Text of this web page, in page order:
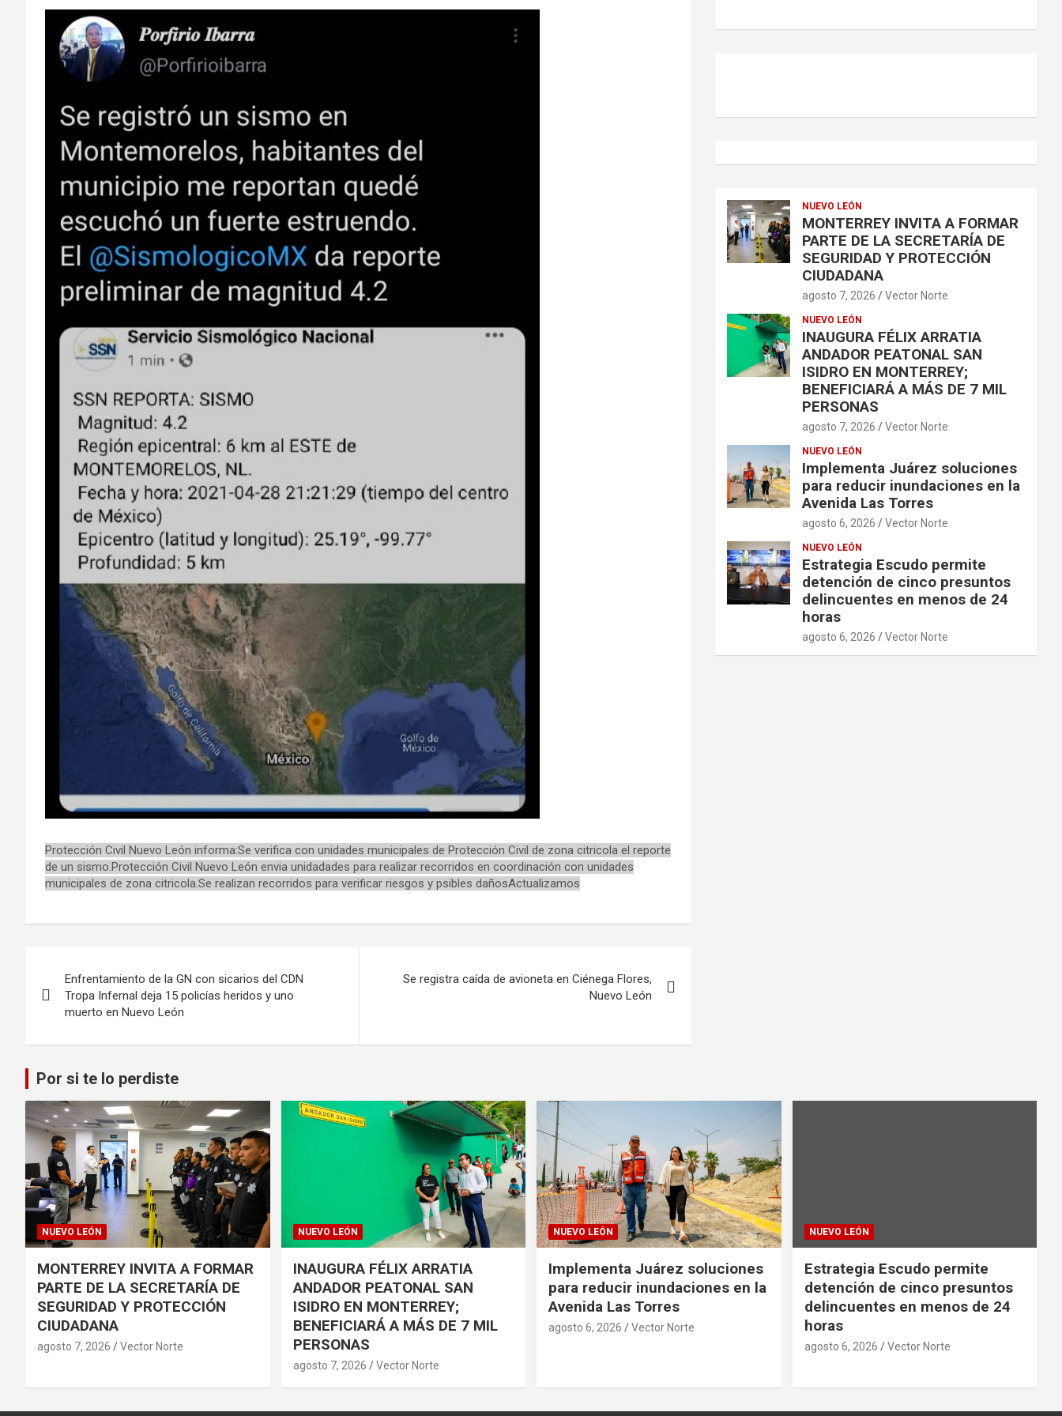
Protección Civil Nuevo León informa:Se verifica con unidades municipales de Protección Civil de zona citricola el reporte
de un sismo.Protección Civil Nuevo León envia unidadades para realizar recorridos en coordinación con unidades
municipales de zona citricola.Se realizan recorridos para verificar riesgos y psibles dañosActualizamos
de
Enfrentamiento de la GN con sicarios del CDN
Tropa Infernal deja 15 policías heridos y uno
muerto en Nuevo León
Se registra caída de avioneta en Ciénega Flores,
Nuevo León
NUEVO LEÓN
MONTERREY INVITA A FORMAR
PARTE DE LA SECRETARÍA DE
SEGURIDAD Y PROTECCIÓN
CIUDADANA
agosto 7, 2026 Vector Norte
NUEVO LEÓN
INAUGURA FÉLIX ARRATIA
ANDADOR PEATONAL SAN
ISIDRO EN MONTERREY;
BENEFICIARÁ A MÁS DE 7 MIL
PERSONAS
agosto 7, 2026 Vector Norte
NUEVO LEÓN
Implementa Juárez soluciones
para reducir inundaciones en la
Avenida Las Torres
agosto 6, 2026 Vector Norte
NUEVO LEÓN
Estrategia Escudo permite
detención de cinco presuntos
delincuentes en menos de 24
horas
agosto 6, 2026 Vector Norte
Por si te lo perdiste
NUEVO LEÓN
MONTERREY INVITA A FORMAR
PARTE DE LA SECRETARÍA DE
SEGURIDAD Y PROTECCIÓN
CIUDADANA
agosto 7, 2026 Vector Norte
NUEVO LEÓN
INAUGURA FÉLIX ARRATIA
ANDADOR PEATONAL SAN
ISIDRO EN MONTERREY;
BENEFICIARÁ A MÁS DE 7 MIL
PERSONAS
agosto 7, 2026 Vector Norte
NUEVO LEÓN
Implementa Juárez soluciones
para reducir inundaciones en la
Avenida Las Torres
agosto 6, 2026 Vector Norte
NUEVO LEÓN
Estrategia Escudo permite
detención de cinco presuntos
delincuentes en menos de 24
horas
agosto 6, 2026 Vector Norte